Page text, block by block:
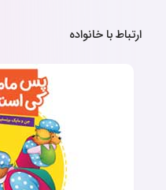
ارتباط با خانواده